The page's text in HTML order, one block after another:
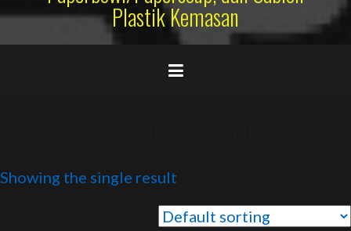
Plastik Kemasan
Showing the single result